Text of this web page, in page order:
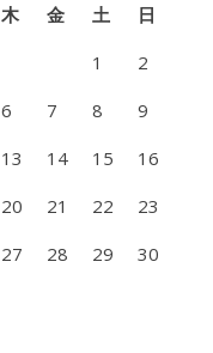
木 金 土
日
1
2
6 7 8
9
13 14 15
16
20 21 22
23
27 28 29
30